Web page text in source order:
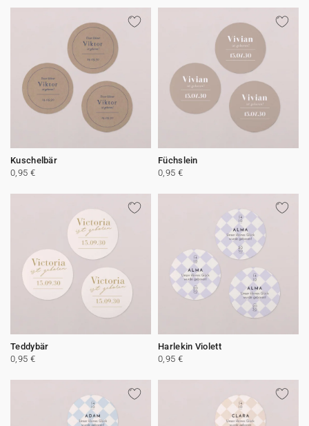
Kuschelbär
0,95 €
Füchslein
0,95 €
Teddybär
0,95 €
Harlekin Violett
0,95 €